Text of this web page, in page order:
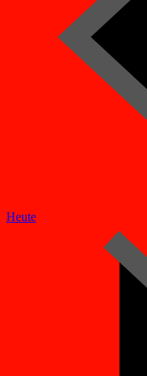
Heute